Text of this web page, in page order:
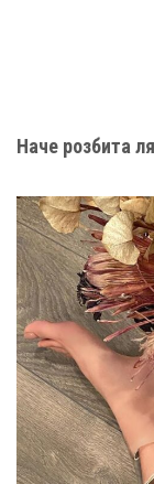
Наче розбита